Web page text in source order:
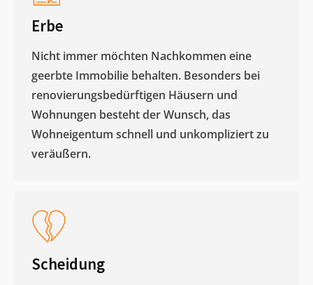
Erbe
Nicht immer möchten Nachkommen eine
geerbte Immobilie behalten. Besonders bei
renovierungsbedürftigen Häusern und
Wohnungen besteht der Wunsch, das
Wohneigentum schnell und unkompliziert zu
veräußern. ​
Scheidung